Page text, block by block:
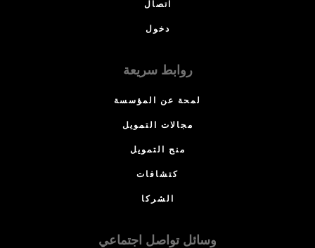
اتصال
دخول
روابط سريعة
لمحة عن المؤسسة
مجالات التمويل
منح التمويل
كتشافات
الشركا
وسائل تواصل اجتماعي